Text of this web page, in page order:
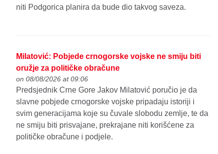
niti Podgorica planira da bude dio takvog saveza.
Milatović: Pobjede crnogorske vojske ne smiju biti
oružje za političke obračune
on 08/08/2026 at 09:06
Predsjednik Crne Gore Jakov Milatović poručio je da
slavne pobjede crnogorske vojske pripadaju istoriji i
svim generacijama koje su čuvale slobodu zemlje, te da
ne smiju biti prisvajane, prekrajane niti korišćene za
političke obračune i podjele.